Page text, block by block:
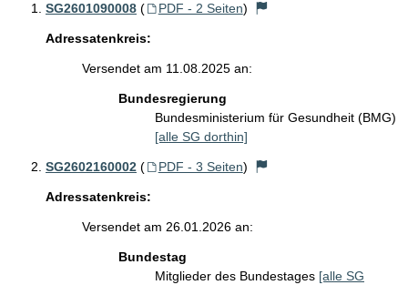
SG2601090008 ( PDF - 2 Seiten)
Adressatenkreis:
Versendet am 11.08.2025 an:
Bundesregierung
Bundesministerium für Gesundheit (BMG)
[alle SG dorthin]
SG2602160002 ( PDF - 3 Seiten)
Adressatenkreis:
Versendet am 26.01.2026 an:
Bundestag
Mitglieder des Bundestages [alle SG